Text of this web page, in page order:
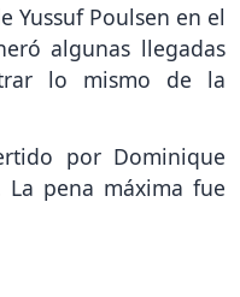
Yussuf Poulsen en el
algunas llegadas
lo mismo de la
por Dominique
La pena máxima fue